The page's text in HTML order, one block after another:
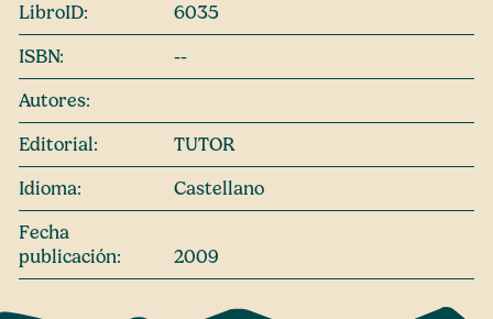
LibroID:
6035
ISBN:
--
Autores:
Editorial:
TUTOR
Idioma:
Castellano
Fecha
publicación:
2009